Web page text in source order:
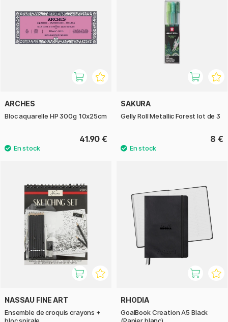
ARCHES
Bloc aquarelle HP 300g 10x25cm
41.90 €
SAKURA
Gelly Roll Metallic Forest lot de 3
8 €
NASSAU FINE ART
Ensemble de croquis crayons +
RHODIA
GoalBook Creation A5 Black